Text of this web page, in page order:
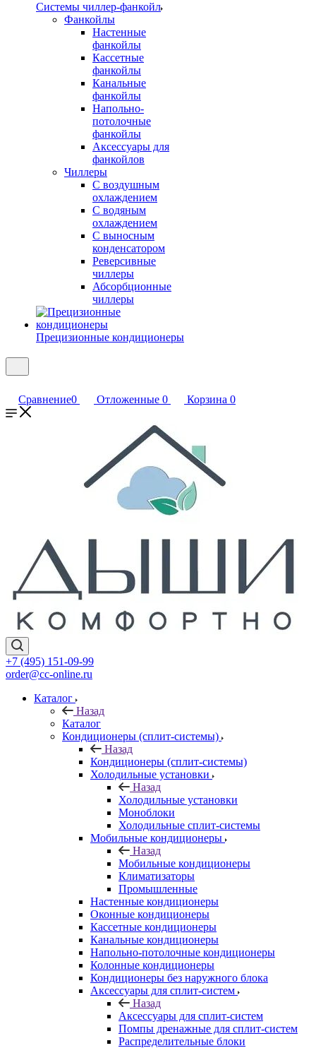
Системы чиллер-фанкойл
Фанкойлы
Настенные
фанкойлы
Кассетные
фанкойлы
Канальные
фанкойлы
Напольно-
потолочные
фанкойлы
Аксессуары для
фанкойлов
Чиллеры
С воздушным
охлаждением
С водяным
охлаждением
С выносным
конденсатором
Реверсивные
чиллеры
Абсорбционные
чиллеры
Прецизионные кондиционеры
Сравнение0 Отложенные 0 Корзина 0
+7 (495) 151-09-99
order@cc-online.ru
Каталог
Назад
Каталог
Кондиционеры (сплит-системы)
Назад
Кондиционеры (сплит-системы)
Холодильные установки
Назад
Холодильные установки
Моноблоки
Холодильные сплит-системы
Мобильные кондиционеры
Назад
Мобильные кондиционеры
Климатизаторы
Промышленные
Настенные кондиционеры
Оконные кондиционеры
Кассетные кондиционеры
Канальные кондиционеры
Напольно-потолочные кондиционеры
Колонные кондиционеры
Кондиционеры без наружного блока
Аксессуары для сплит-систем
Назад
Аксессуары для сплит-систем
Помпы дренажные для сплит-систем
Распределительные блоки